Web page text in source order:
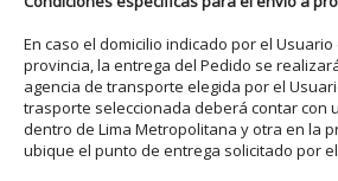
En caso el domicilio indicado por el
provincia, la entrega del Pedido se
agencia de transporte elegida por el
trasporte seleccionada deberá contar con
dentro de Lima Metropolitana y otra en la
ubique el punto de entrega solicitado por